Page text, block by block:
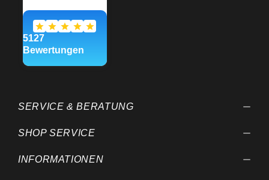
SERVICE & BERATUNG
SHOP SERVICE
INFORMATIONEN